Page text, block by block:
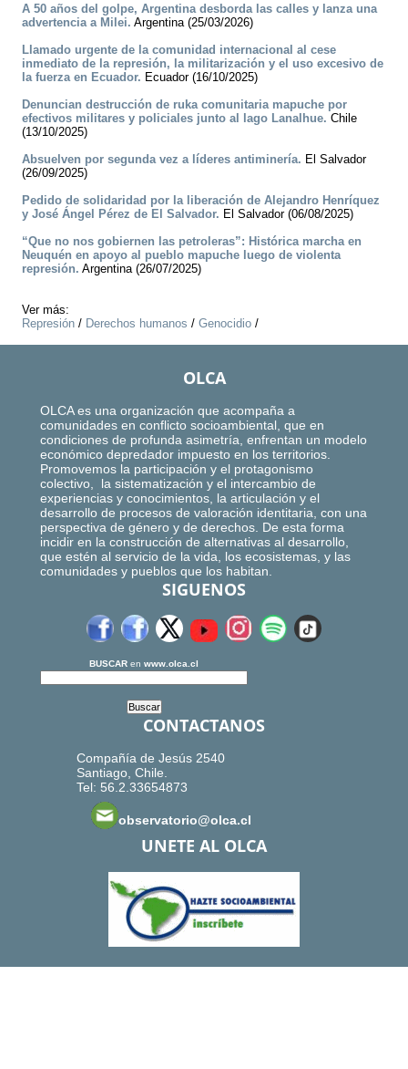
A 50 años del golpe, Argentina desborda las calles y lanza una
advertencia a Milei. Argentina (25/03/2026)
Llamado urgente de la comunidad internacional al cese
inmediato de la represión, la militarización y el uso excesivo de
la fuerza en Ecuador. Ecuador (16/10/2025)
Denuncian destrucción de ruka comunitaria mapuche por
efectivos militares y policiales junto al lago Lanalhue. Chile
(13/10/2025)
Absuelven por segunda vez a líderes antiminería. El Salvador
(26/09/2025)
Pedido de solidaridad por la liberación de Alejandro Henríquez
y José Ángel Pérez de El Salvador. El Salvador (06/08/2025)
“Que no nos gobiernen las petroleras”: Histórica marcha en
Neuquén en apoyo al pueblo mapuche luego de violenta
represión. Argentina (26/07/2025)
Ver más:
Represión / Derechos humanos / Genocidio /
OLCA
OLCA es una organización que acompaña a
comunidades en conflicto socioambiental, que en
condiciones de profunda asimetría, enfrentan un modelo
económico depredador impuesto en los territorios.
Promovemos la participación y el protagonismo
colectivo, la sistematización y el intercambio de
experiencias y conocimientos, la articulación y el
desarrollo de procesos de valoración identitaria, con una
perspectiva de género y de derechos. De esta forma
incidir en la construcción de alternativas al desarrollo,
que estén al servicio de la vida, los ecosistemas, y las
comunidades y pueblos que los habitan.
SIGUENOS
BUSCAR en www.olca.cl
CONTACTANOS
Compañía de Jesús 2540
Santiago, Chile.
Tel: 56.2.33654873
observatorio@olca.cl
UNETE AL OLCA